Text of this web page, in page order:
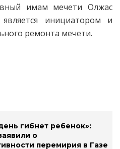
имам мечети Олжас
инициатором и
ремонта мечети.
гибнет ребенок»:
о
перемирия в Газе